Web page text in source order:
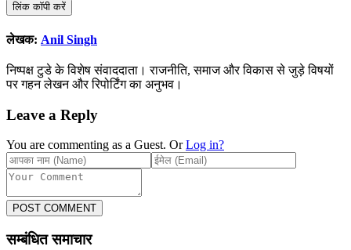
लिंक कॉपी करें
लेखक: Anil Singh
निष्पक्ष टुडे के विशेष संवाददाता। राजनीति, समाज और विकास से जुड़े विषयों
पर गहन लेखन और रिपोर्टिंग का अनुभव।
Leave a Reply
You are commenting as a Guest. Or Log in?
POST COMMENT
सम्बंधित समाचार